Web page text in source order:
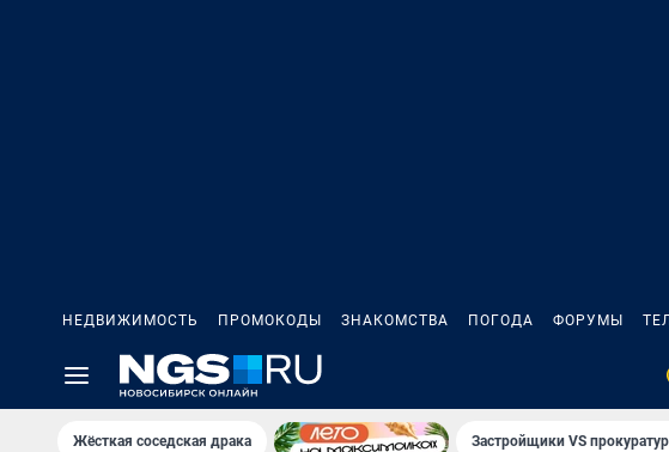
НЕДВИЖИМОСТЬ ПРОМОКОДЫ ЗНАКОМСТВА ПОГОДА ФОРУМЫ
Жёсткая соседская драка Застройщики VS